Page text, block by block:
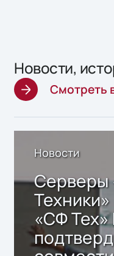
Новости,
Смотреть
Новости
Серверы
«СФ